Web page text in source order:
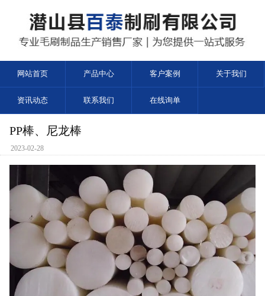
网站首页 产品中心 客户案例 关于我们
资讯动态 联系我们 在线询单
PP棒、尼龙棒
2023-02-28